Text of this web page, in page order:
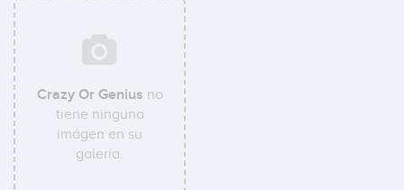
Crazy Or Genius no
tiene ninguna
imágen en su
galería.